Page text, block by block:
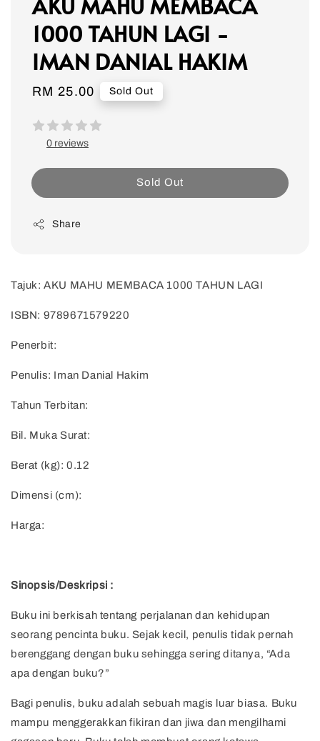
1000 TAHUN LAGI -
IMAN DANIAL HAKIM
Regular
RM 25.00 Sold Out
0 reviews
Sold Out
Share
Tajuk: AKU MAHU MEMBACA 1000 TAHUN LAGI
ISBN: 9789671579220
Penerbit:
Penulis: Iman Danial Hakim
Tahun Terbitan:
Bil. Muka Surat:
Berat (kg): 0.12
Dimensi (cm):
Harga:
Sinopsis/Deskripsi :
Buku ini berkisah tentang perjalanan dan kehidupan
seorang pencinta buku. Sejak kecil, penulis tidak pernah
berenggang dengan buku sehingga sering ditanya, “Ada
apa dengan buku?”
Bagi penulis, buku adalah sebuah magis luar biasa. Buku
mampu menggerakkan fikiran dan jiwa dan mengilhami